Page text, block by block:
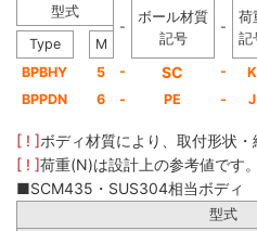
型式
-
ボール材質
記号
-
荷
記
Type
M
BPBHY
5 - SC -
K
BPPDN
6 - PE - J
[ ! ]ボディ材質により、取付形状
[ ! ]荷重(N)は設計上の参考値です
■SCM435・SUS304相当ボディ
型式